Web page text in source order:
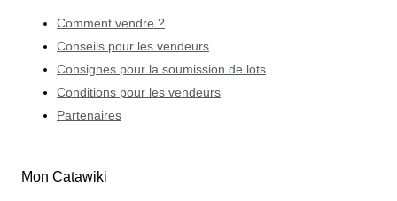
Comment vendre ?
Conseils pour les vendeurs
Consignes pour la soumission de lots
Conditions pour les vendeurs
Partenaires
Mon Catawiki